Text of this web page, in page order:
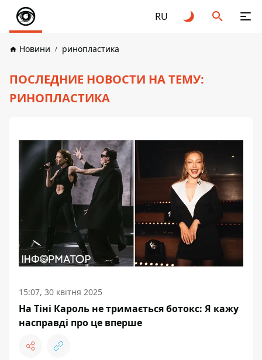
RU
Новини ринопластика
ПОСЛЕДНИЕ НОВОСТИ НА ТЕМУ:
РИНОПЛАСТИКА
15:07, 30 квітня 2025
На Тіні Кароль не тримається ботокс: Я кажу
насправді про це вперше